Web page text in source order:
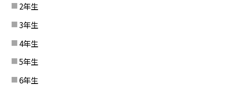
2年生
3年生
4年生
5年生
6年生